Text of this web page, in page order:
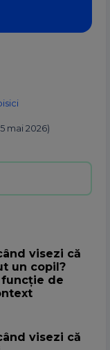
mai 2026)
visezi că
un copil?
de
visezi că